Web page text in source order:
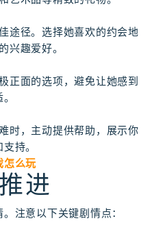
途径。选择她喜欢的约会地
兴趣爱好。
正面的选项，避免让她感到
时，主动提供帮助，展示你
持。
怎么玩
进
注意以下关键剧情点：